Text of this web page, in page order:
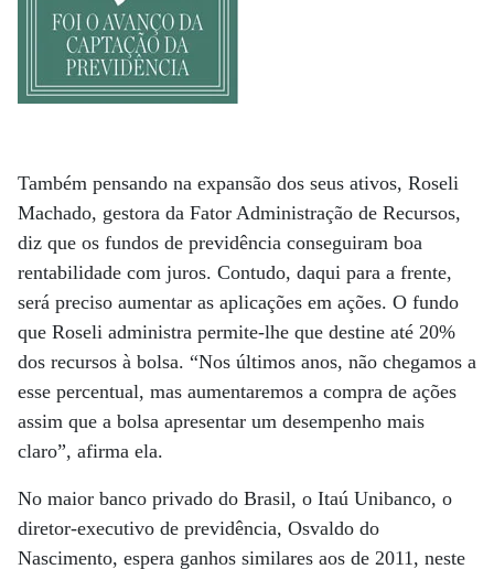
Também pensando na expansão dos seus ativos, Roseli
Machado, gestora da Fator Administração de Recursos,
diz que os fundos de previdência conseguiram boa
rentabilidade com juros. Contudo, daqui para a frente,
será preciso aumentar as aplicações em ações. O fundo
que Roseli administra permite-lhe que destine até 20%
dos recursos à bolsa. “Nos últimos anos, não chegamos a
esse percentual, mas aumentaremos a compra de ações
assim que a bolsa apresentar um desempenho mais
claro”, afirma ela.
No maior banco privado do Brasil, o Itaú Unibanco, o
diretor-executivo de previdência, Osvaldo do
Nascimento, espera ganhos similares aos de 2011, neste